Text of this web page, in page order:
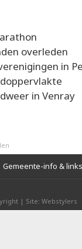
overleden
in
in Venray
Gemeente-info & links
| Site: Webstylers